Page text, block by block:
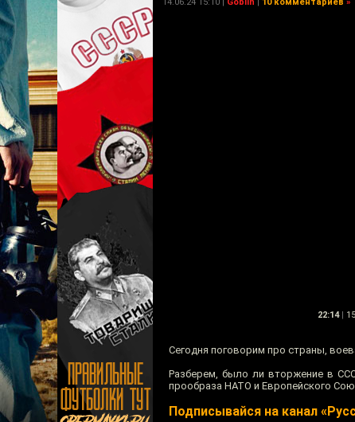
22:14 |
Сегодня поговорим про страны,
Разберем, было ли вторжение в
прообраза НАТО и Европейского
Подписывайся на канал